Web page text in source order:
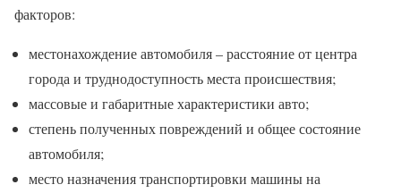
факторов:
местонахождение автомобиля – расстояние от центра
города и труднодоступность места происшествия;
массовые и габаритные характеристики авто;
степень полученных повреждений и общее состояние
автомобиля;
место назначения транспортировки машины на